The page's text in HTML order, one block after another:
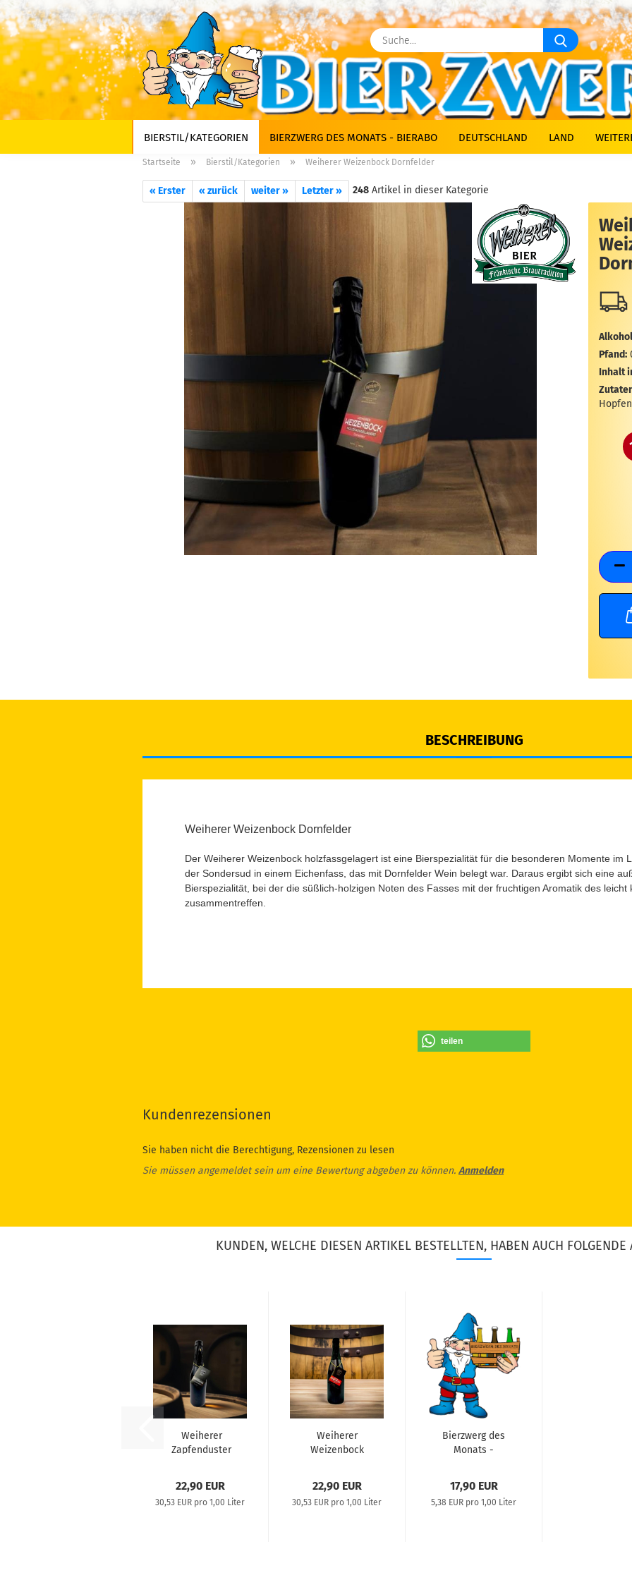
Suche...
BIERSTIL/KATEGORIEN BIERZWERG DES MONATS - BIERABO DEUTSCHLAND LAND
Startseite » Bierstil/Kategorien » Weiherer Weizenbock Dornfelder
« Erster « zurück weiter » Letzter » 248 Artikel in dieser Kategorie
Pfand:
Inhalt
BESCHREIBUNG
Weiherer Weizenbock Dornfelder
Der Weiherer Weizenbock holzfassgelagert ist eine Bierspezialität für die besonderen Momente im
der Sondersud in einem Eichenfass, das mit Dornfelder Wein belegt war. Daraus ergibt sich eine
Bierspezialität, bei der die süßlich-holzigen Noten des Fasses mit der fruchtigen Aromatik des leicht
zusammentreffen.
teilen
Kundenrezensionen
Sie haben nicht die Berechtigung, Rezensionen zu lesen
Sie müssen angemeldet sein um eine Bewertung abgeben zu können. Anmelden
KUNDEN, WELCHE DIESEN ARTIKEL BESTELLTEN, HABEN AUCH FOLGENDE
Weiherer
Zapfenduster
22,90 EUR
30,53 EUR pro 1,00 Liter
Weiherer
Weizenbock
22,90 EUR
30,53 EUR pro 1,00 Liter
Bierzwerg des
Monats -
17,90 EUR
5,38 EUR pro 1,00 Liter